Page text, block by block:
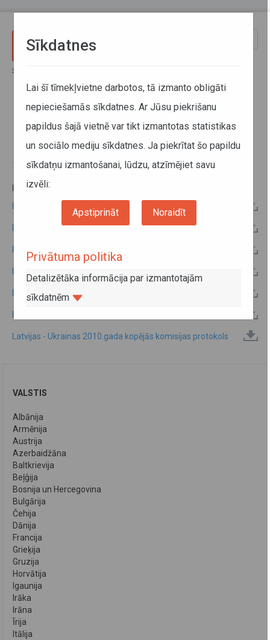
Sākums
Latvijas - Ukrainas kopējo
komisiju protokoli
10. oktobris 2019
PAPILDU INFORMĀCIJA:
Latvijas - Ukrainas 2019.gada kopējās komisijas protokols
Latvijas - Ukrainas 2018.gada kopējās komisijas protokols
Latvijas - Ukrainas 2014.gada kopējās komisijas protokols
Latvijas - Ukrainas 2013.gada kopējās komisijas protokols
Latvijas - Ukrainas 2012.gada kopējās komisijas protokols
Latvijas - Ukrainas 2010.gada kopējās komisijas protokols
VALSTIS
Albānija
Armēnija
Austrija
Azerbaidžāna
Baltkrievija
Beļģija
Bosnija un Hercegovina
Bulgārija
Čehija
Dānija
Francija
Grieķija
Gruzija
Horvātija
Igaunija
Irāka
Irāna
Īrija
Itālija
Sīkdatnes
Lai šī tīmekļvietne darbotos, tā izmanto obligāti
nepieciešamās sīkdatnes. Ar Jūsu piekrišanu
papildus šajā vietnē var tikt izmantotas statistikas
un sociālo mediju sīkdatnes. Ja piekrītat šo papildu
sīkdatņu izmantošanai, lūdzu, atzīmējiet savu
izvēli:
Apstiprināt Noraidīt
Privātuma politika
Detalizētāka informācija par izmantotajām
sīkdatnēm